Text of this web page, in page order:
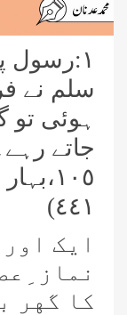
١:رسول
سلم نے
ہوئی تو
٤٤١)
ایک
نماز
کا گهر